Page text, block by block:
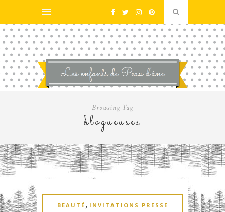
Browsing Tag
blogueuses
BEAUTÉ , INVITATIONS PRESSE